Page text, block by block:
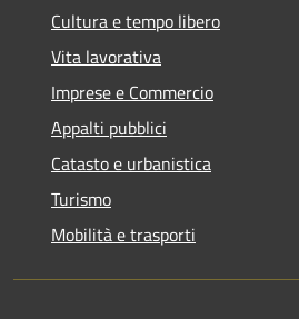
Cultura e tempo libero
Vita lavorativa
Imprese e Commercio
Appalti pubblici
Catasto e urbanistica
Turismo
Mobilità e trasporti